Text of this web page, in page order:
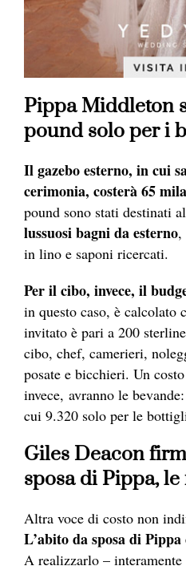
Pippa Middleton
pound solo per i
Il gazebo esterno, in cui
cerimonia, costerà 65
pound sono stati destinati
lussuosi bagni da esterno,
in lino e saponi ricercati.
Per il cibo, invece, il
in questo caso, è calcolato
invitato è pari a 200
cibo, chef, camerieri,
posate e bicchieri. Un
invece, avranno le
cui 9.320 solo per le
Giles Deacon
sposa di Pippa,
Altra voce di costo non
L’abito da sposa di
A realizzarlo –